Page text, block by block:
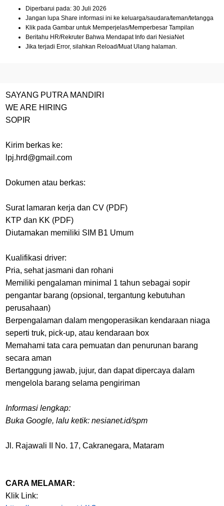
Diperbarui pada: 30 Juli 2026
Jangan lupa Share informasi ini ke keluarga/saudara/teman/tetangga
Klik pada Gambar untuk Memperjelas/Memperbesar Tampilan
Beritahu HR/Rekruter Bahwa Mendapat Info dari NesiaNet
Jika terjadi Error, silahkan Reload/Muat Ulang halaman.
SAYANG PUTRA MANDIRI
WE ARE HIRING
SOPIR
Kirim berkas ke:
lpj.hrd@gmail.com
Dokumen atau berkas:
Surat lamaran kerja dan CV (PDF)
KTP dan KK (PDF)
Diutamakan memiliki SIM B1 Umum
Kualifikasi driver:
Pria, sehat jasmani dan rohani
Memiliki pengalaman minimal 1 tahun sebagai sopir
pengantar barang (opsional, tergantung kebutuhan
perusahaan)
Berpengalaman dalam mengoperasikan kendaraan niaga
seperti truk, pick-up, atau kendaraan box
Memahami tata cara pemuatan dan penurunan barang
secara aman
Bertanggung jawab, jujur, dan dapat dipercaya dalam
mengelola barang selama pengiriman
Informasi lengkap:
Buka Google, lalu ketik: nesianet.id/spm
Jl. Rajawali II No. 17, Cakranegara, Mataram
CARA MELAMAR:
Klik Link: